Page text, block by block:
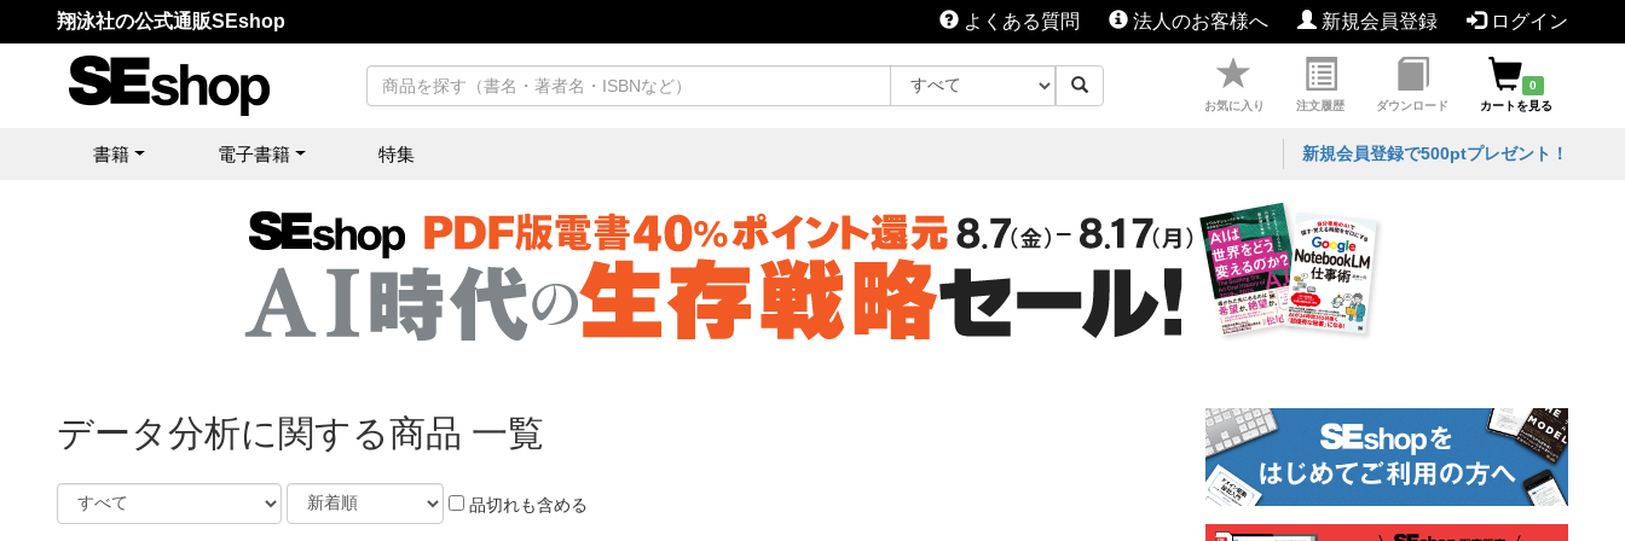
翔泳社の公式通販SEshop よくある質問 法人のお客様へ 新規会員登録 ログイン
お気に入り 注文履歴 ダウンロード
0
カートを見る
書籍 電子書籍 特集 新規会員登録で500ptプレゼント！
データ分析に関する商品 一覧
品切れも含める